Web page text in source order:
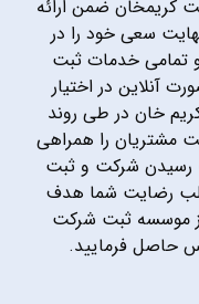
کریمخان ضمن ارائه
سعی خود را در
تمامی خدمات ثبت
آنلاین در اختیار
خان در طی روند
مشتریان را همراهی
رسیدن شرکت و ثبت
جلب رضایت شما هدف
موسسه ثبت شرکت